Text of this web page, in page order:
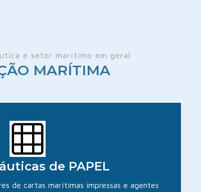
e setor marítimo em geral
MARÍTIMA
de PAPEL
de cartas marítimas impressas e agentes